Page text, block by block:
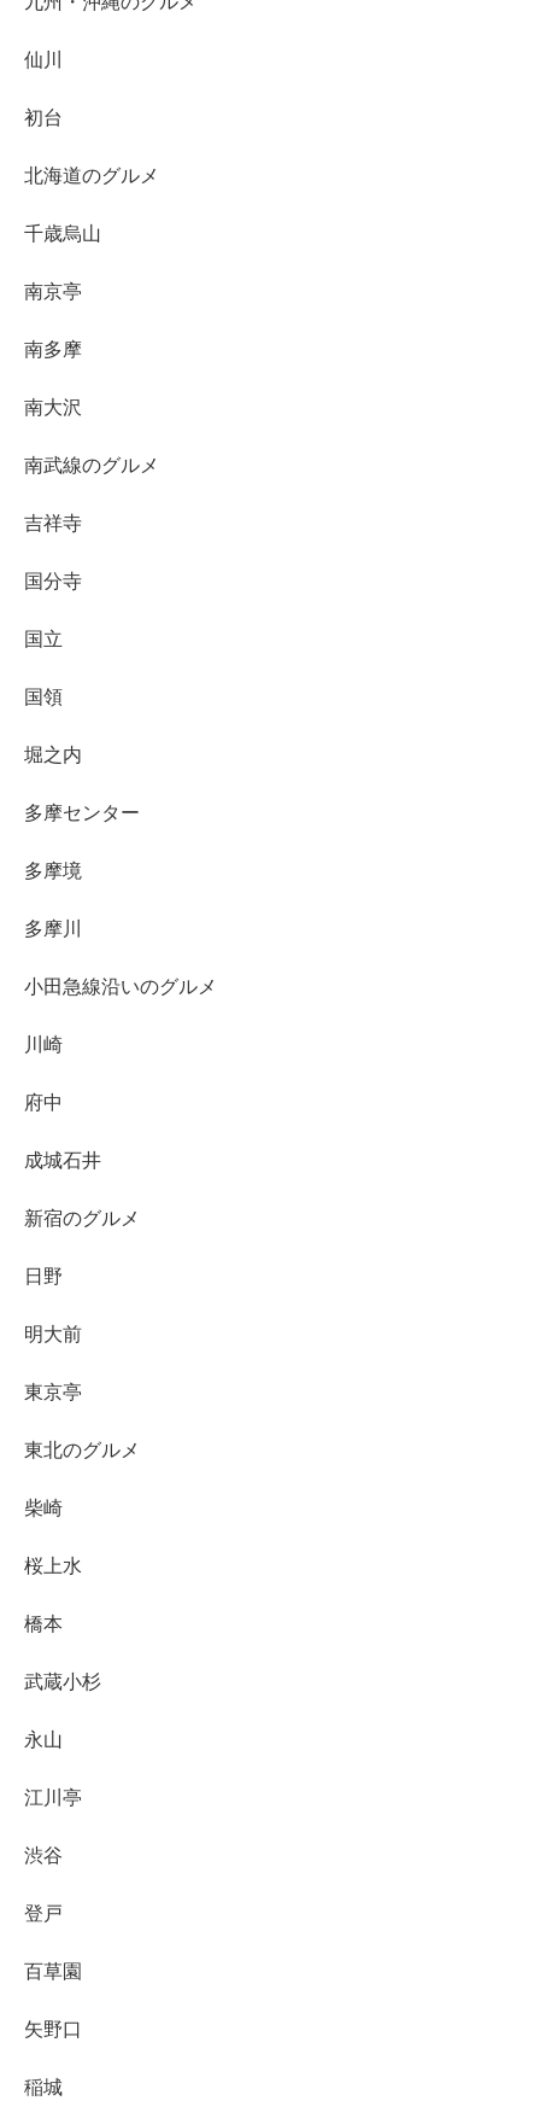
仙川
初台
北海道のグルメ
千歳烏山
南京亭
南多摩
南大沢
南武線のグルメ
吉祥寺
国分寺
国立
国領
堀之内
多摩センター
多摩境
多摩川
小田急線沿いのグルメ
川崎
府中
成城石井
新宿のグルメ
日野
明大前
東京亭
東北のグルメ
柴崎
桜上水
橋本
武蔵小杉
永山
江川亭
渋谷
登戸
百草園
矢野口
稲城